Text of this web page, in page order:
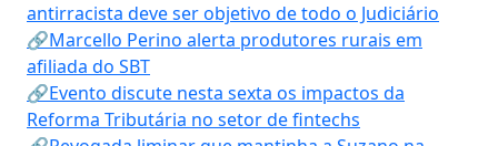
antirracista deve ser objetivo de todo o Judiciário
🔗Marcello Perino alerta produtores rurais em
afiliada do SBT
🔗Evento discute nesta sexta os impactos da
Reforma Tributária no setor de fintechs